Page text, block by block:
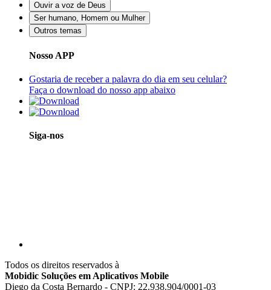
Ouvir a voz de Deus
Ser humano, Homem ou Mulher
Outros temas
Nosso APP
Gostaria de receber a palavra do dia em seu celular?
Faça o download do nosso app abaixo
Siga-nos
Todos os direitos reservados à
Mobidic Soluções em Aplicativos Mobile
Diego da Costa Bernardo - CNPJ: 22.938.904/0001-03